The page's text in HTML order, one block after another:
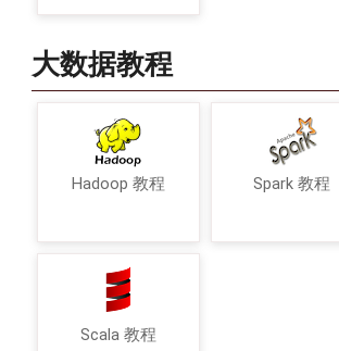
大数据教程
Hadoop 教程 Spark 教程
Scala 教程